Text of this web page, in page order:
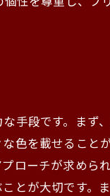
手段です。まず
色を載せるこ
ローチが求めら
とが大切です